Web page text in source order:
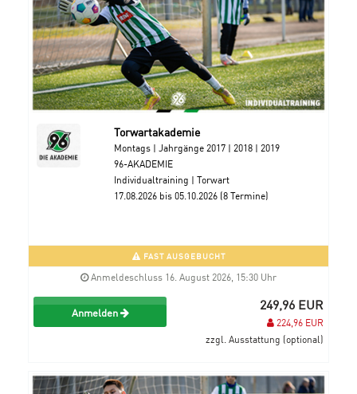
Torwartakademie
Montags | Jahrgänge 2017 | 2018 | 2019
96-AKADEMIE
Individualtraining | Torwart
17.08.2026 bis 05.10.2026 (8 Termine)
FAST AUSGEBUCHT
Anmeldeschluss 16. August 2026, 15:30 Uhr
Anmelden 249,96 EUR
224,96 EUR
zzgl. Ausstattung (optional)